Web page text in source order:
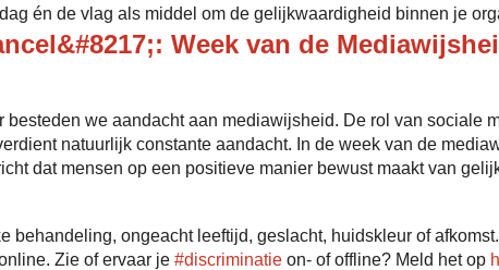
én de vlag als middel om de gelijkwaardigheid binnen je
Week van de
besteden we aandacht aan mediawijsheid. De rol van
natuurlijk constante aandacht. In de week van de
dat mensen op een positieve manier bewust maakt van
behandeling, ongeacht leeftijd, geslacht, huidskleur of
Zie of ervaar je #discriminatieon- of offline? Meld het op